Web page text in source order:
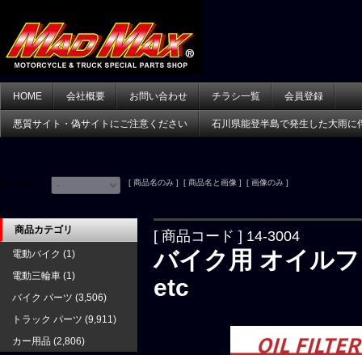
HOME 会社概要 お問い合わせ チラシ一覧 会員登録
悪質サイト・偽サイトにご注意ください 石川県能登半島で発生した大雨に
[ 商品名のみ ] [ 商品名と画像 ] [ 画像のみ ]
[ 商品コード ] 14-3004
バイク用 オイル
etc
商品カテゴリ
電動バイク (1)
電動三輪車 (1)
バイク パーツ (3,506)
トラック パーツ (9,911)
カー用品 (2,806)